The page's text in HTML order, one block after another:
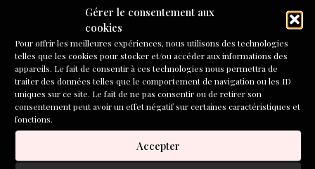
Gérer le consentement aux
cookies
Pour offrir les meilleures expériences, nous utilisons des technologies
telles que les cookies pour stocker et/ou accéder aux informations des
appareils. Le fait de consentir à ces technologies nous permettra de
traiter des données telles que le comportement de navigation ou les ID
uniques sur ce site. Le fait de ne pas consentir ou de retirer son
consentement peut avoir un effet négatif sur certaines caractéristiques et
fonctions.
Accepter
LAURÉATS DU CONCOURS DE
POÉSIE 2026